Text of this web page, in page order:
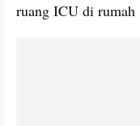
ruang ICU di rumah